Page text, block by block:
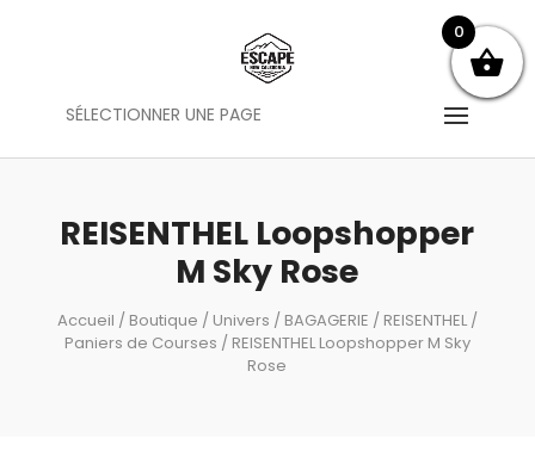
SÉLECTIONNER UNE PAGE
REISENTHEL Loopshopper
M Sky Rose
Accueil / Boutique / Univers / BAGAGERIE / REISENTHEL/
Paniers de Courses / REISENTHEL Loopshopper M Sky
Rose
0